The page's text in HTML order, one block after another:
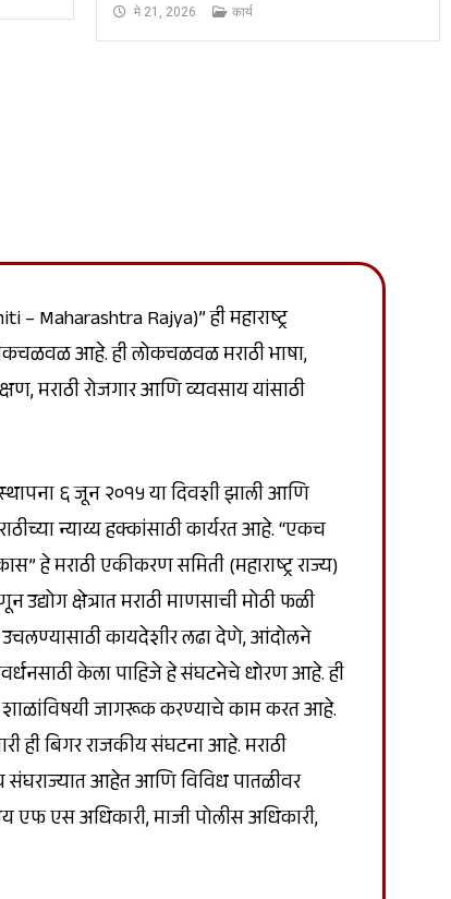
मे 21, 2026 कार्य
Maharashtra Rajya)” ही महाराष्ट्र
आहे. ही लोकचळवळ मराठी भाषा,
मराठी रोजगार आणि व्यवसाय यांसाठी
६ जून २०१५ या दिवशी झाली आणि
न्याय्य हक्कांसाठी कार्यरत आहे. “एकच
हे मराठी एकीकरण समिती (महाराष्ट्र राज्य)
क्षेत्रात मराठी माणसाची मोठी फळी
उचलण्यासाठी कायदेशीर लढा देणे, आंदोलने
केला पाहिजे हे संघटनेचे धोरण आहे. ही
शाळांविषयी जागरूक करण्याचे काम करत आहे.
ही बिगर राजकीय संघटना आहे. मराठी
संघराज्यात आहेत आणि विविध पातळीवर
एफ एस अधिकारी, माजी पोलीस अधिकारी,